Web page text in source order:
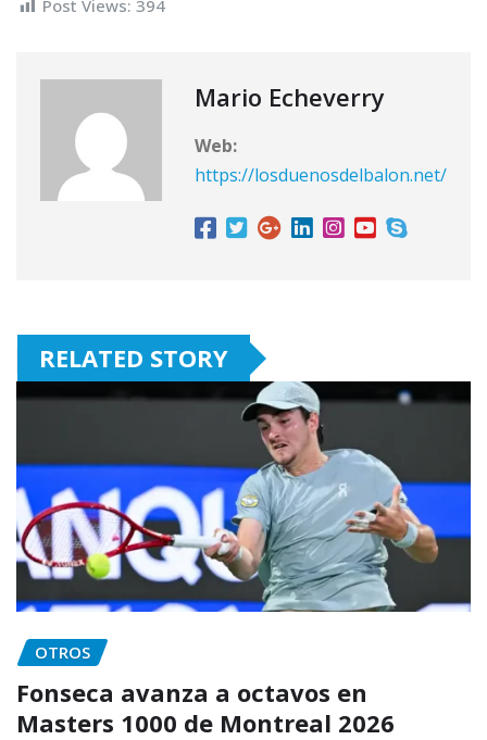
Post Views: 394
Mario Echeverry
Web:
https://losduenosdelbalon.net/
RELATED STORY
OTROS
Fonseca avanza a octavos en
Masters 1000 de Montreal 2026